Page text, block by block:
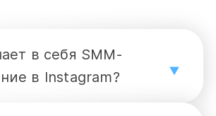
в себя SMM-
в Instagram?